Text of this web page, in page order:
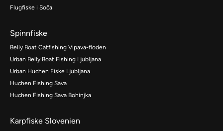
Flugfiske i Soča
Spinnfiske
Belly Boat Catfishing Vipava-floden
Urban Belly Boat Fishing Ljubljana
Urban Huchen Fiske Ljubljana
Huchen Fishing Sava
Huchen Fishing Sava Bohinjka
Karpfiske Slovenien